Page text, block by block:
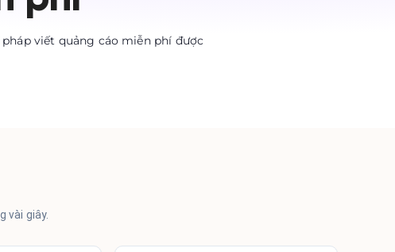
viết quảng cáo miễn phí được
vài giây.